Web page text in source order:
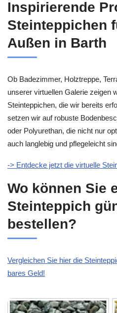
Inspirierende
Steinteppichen
Außen in Barth
Ob Badezimmer, Holztreppe,
unserer virtuellen Galerie zeigen
Steinteppichen, die wir bereits
setzen wir auf robuste
oder Polyurethan, die nicht nur
auch langlebig und pflegeleicht
-> Entdecke jetzt die virtuelle
Wo können Sie
Steinteppich
bestellen?
Vergleichen Sie hier die
bares Geld!